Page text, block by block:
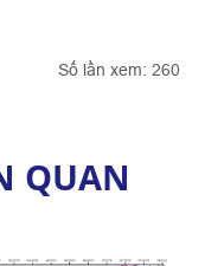
Số lần xem: 260
QUAN